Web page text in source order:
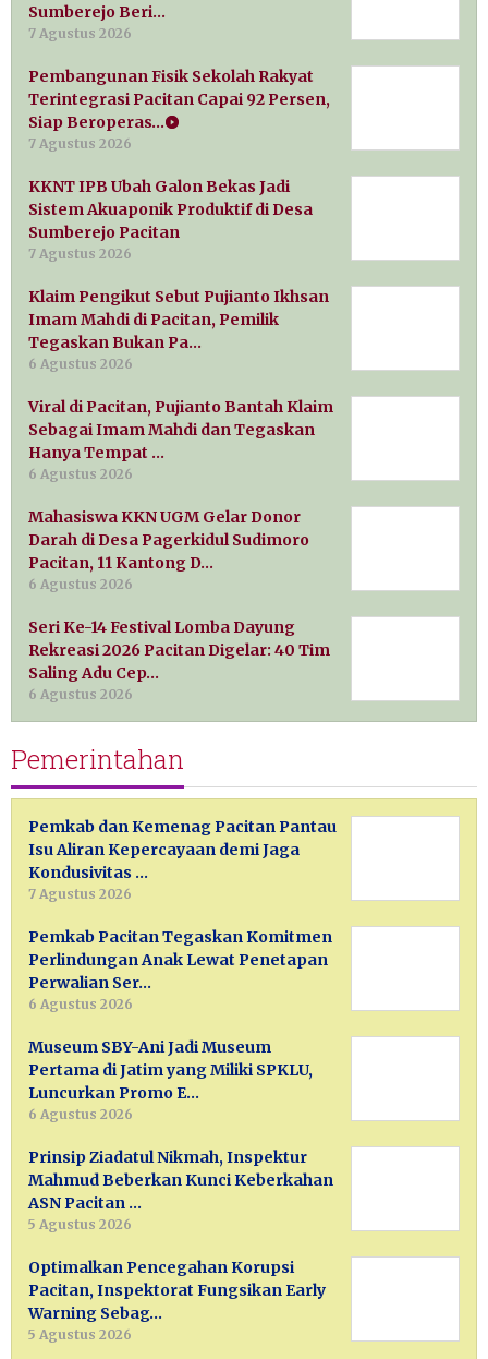
Sumberejo Beri…
7 Agustus 2026
Pembangunan Fisik Sekolah Rakyat
Terintegrasi Pacitan Capai 92 Persen,
Siap Beroperas…
7 Agustus 2026
KKNT IPB Ubah Galon Bekas Jadi
Sistem Akuaponik Produktif di Desa
Sumberejo Pacitan
7 Agustus 2026
Klaim Pengikut Sebut Pujianto Ikhsan
Imam Mahdi di Pacitan, Pemilik
Tegaskan Bukan Pa…
6 Agustus 2026
Viral di Pacitan, Pujianto Bantah Klaim
Sebagai Imam Mahdi dan Tegaskan
Hanya Tempat …
6 Agustus 2026
Mahasiswa KKN UGM Gelar Donor
Darah di Desa Pagerkidul Sudimoro
Pacitan, 11 Kantong D…
6 Agustus 2026
Seri Ke-14 Festival Lomba Dayung
Rekreasi 2026 Pacitan Digelar: 40 Tim
Saling Adu Cep…
6 Agustus 2026
Pemerintahan
Pemkab dan Kemenag Pacitan Pantau
Isu Aliran Kepercayaan demi Jaga
Kondusivitas …
7 Agustus 2026
Pemkab Pacitan Tegaskan Komitmen
Perlindungan Anak Lewat Penetapan
Perwalian Ser…
6 Agustus 2026
Museum SBY-Ani Jadi Museum
Pertama di Jatim yang Miliki SPKLU,
Luncurkan Promo E…
6 Agustus 2026
Prinsip Ziadatul Nikmah, Inspektur
Mahmud Beberkan Kunci Keberkahan
ASN Pacitan …
5 Agustus 2026
Optimalkan Pencegahan Korupsi
Pacitan, Inspektorat Fungsikan Early
Warning Sebag…
5 Agustus 2026